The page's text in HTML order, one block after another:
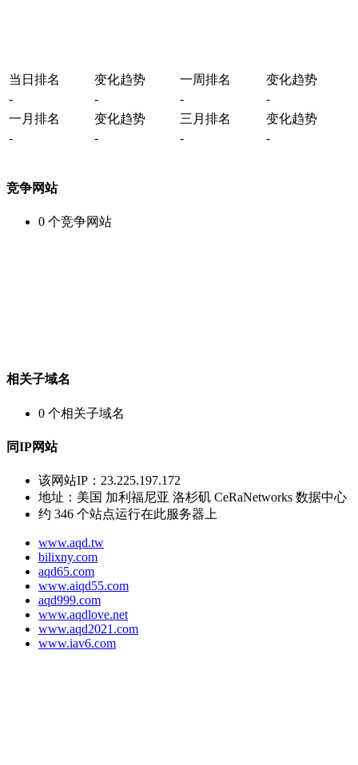
当日排名 变化趋势 一周排名
变化趋势
-
- -
-
一月排名
变化趋势 三月排名
变化趋势
-
- - -
竞争网站
0 个竞争网站
相关子域名
0 个相关子域名
同IP网站
该网站IP： 23.225.197.172
地址： 美国 加利福尼亚 洛杉矶 CeRaNetworks 数据中心
约 346 个站点运行在此服务器上
www.aqd.tw
bilixny.com
aqd65.com
www.aiqd55.com
aqd999.com
www.aqdlove.net
www.aqd2021.com
www.iav6.com